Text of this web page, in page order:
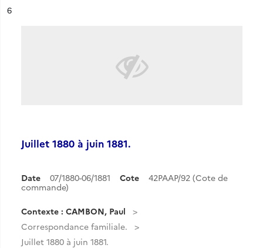
n°
6
Juillet 1880 à juin 1881.
Date 07/1880-06/1881 Cote
42PAAP/92 (Cote de
commande)
Contexte : CAMBON, Paul
Correspondance familiale.
Juillet 1880 à juin 1881.